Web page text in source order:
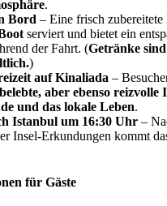
.
Bord – Eine frisch
serviert und bietet ein
der Fahrt. (Getränke sind
)
auf Kinaliada –
aber ebenso reizvolle
und das lokale Leben.
Istanbul um 16:30 Uhr –
Insel-Erkundungen kommt
für Gäste